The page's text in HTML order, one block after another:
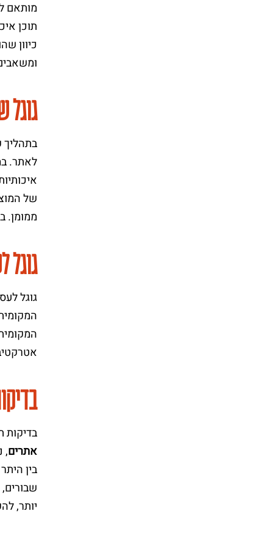
מותאם
תוכן
כיוון
גוגל
בתהליך
לאתר.
של
ממומן.
בדיקות
אתרים,
יותר,